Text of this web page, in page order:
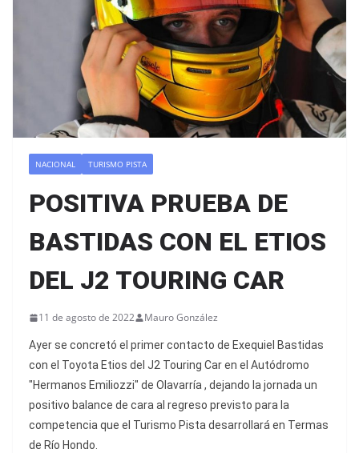
NACIONAL TURISMO PISTA
POSITIVA PRUEBA DE
BASTIDAS CON EL ETIOS
DEL J2 TOURING CAR
11 de agosto de 2022 Mauro González
Ayer se concretó el primer contacto de Exequiel Bastidas
con el Toyota Etios del J2 Touring Car en el Autódromo
"Hermanos Emiliozzi" de Olavarría , dejando la jornada un
positivo balance de cara al regreso previsto para la
competencia que el Turismo Pista desarrollará en Termas
de Río Hondo.